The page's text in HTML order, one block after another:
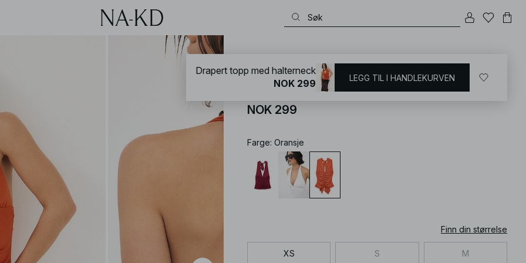
Drapert topp med halterneck
NOK 299
Farge: Oransje
Finn din størrelse
XS S M
Drapert topp med halterneck
NOK 299
LEGG TIL I HANDLEKURVEN